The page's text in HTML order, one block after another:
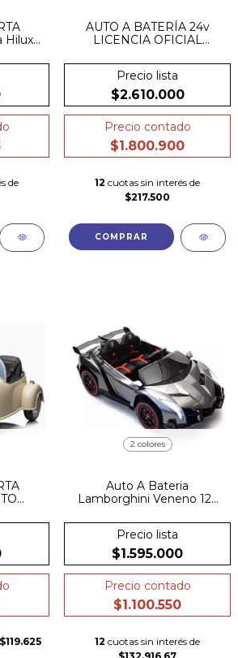
Hilux
de
AUTO A BATERÍA 24v
LICENCIA OFICIAL
RUEDAS INFLABLES,
CUERO LUCES,
BLUETOOTH
Precio lista
$2.610.000
Precio contado
$1.800.900
12 cuotas sin interés de
$217.500
12V
$119.625
2 colores
Auto A Bateria
Lamborghini Veneno 12v
Precio lista
$1.595.000
Precio contado
$1.100.550
12 cuotas sin interés de